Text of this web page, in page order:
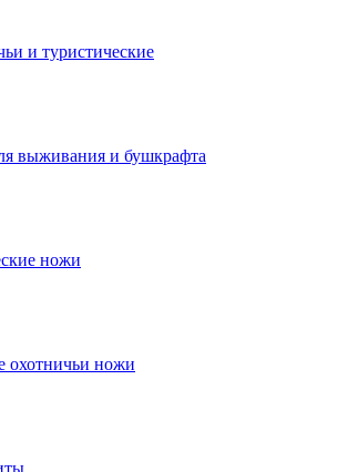
и туристические
выживания и бушкрафта
ножи
охотничьи ножи